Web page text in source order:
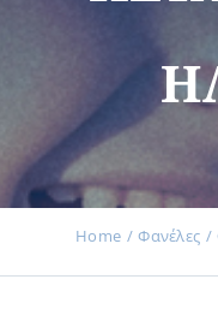
Εκδηλώσεις
Νέα
Home Φανέλες